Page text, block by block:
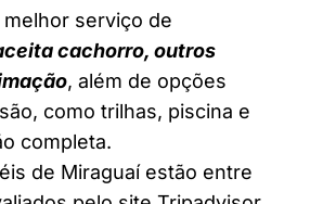
serviço de
cachorro, outros
, além de opções
como trilhas, piscina e
completa.
de Miraguaí estão entre